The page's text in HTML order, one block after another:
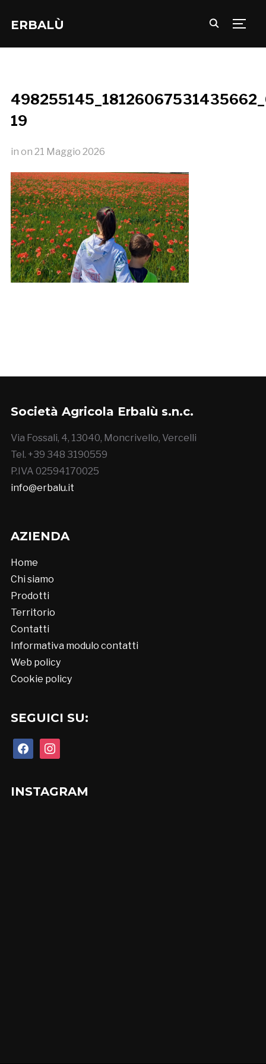
ERBALÙ
19
in on 21 Maggio 2026
Società Agricola Erbalù s.n.c.
Via Fossali, 4, 13040, Moncrivello, Vercelli
Tel. +39 348 3190559
P.IVA 02594170025
info@erbalu.it
AZIENDA
Home
Chi siamo
Prodotti
Territorio
Contatti
Informativa modulo contatti
Web policy
Cookie policy
SEGUICI SU:
facebookinstagram
INSTAGRAM